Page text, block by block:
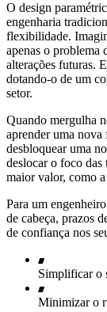
O design
engenharia
flexibilidade.
apenas o problema
alterações futuras.
dotando-o de um
setor.
Quando mergulha
aprender uma
desbloquear uma
deslocar o foco das
maior valor, como
Para um
de cabeça, prazos
de confiança nos
Simplificar o
Minimizar o